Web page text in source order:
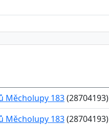
Měcholupy 183(28704193)
Měcholupy 183(28704193)